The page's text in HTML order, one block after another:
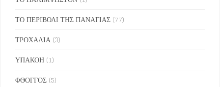
ΤΟ ΠΕΡΙΒΟΛΙ ΤΗΣ ΠΑΝΑΓΙΑΣ (77)
ΤΡΟΧΑΛΙΑ (3)
ΥΠΑΚΟΗ (1)
ΦΘΟΓΓΟΣ (5)